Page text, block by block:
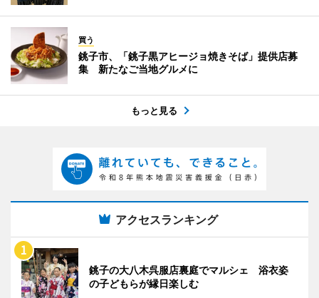
買う
銚子市、「銚子黒アヒージョ焼きそば」提供店募
集 新たなご当地グルメに
もっと見る
アクセスランキング
銚子の大八木呉服店裏庭でマルシェ 浴衣姿
の子どもらが縁日楽しむ